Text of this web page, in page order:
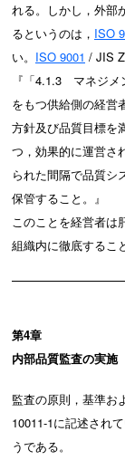
れる。しかし，外部
るというのは， ISO
い。 ISO 9001 / JIS
『「4.1.3 マネジメ
をもつ供給側の経営
方針及び品質目標を
つ，効果的に運営さ
られた間隔で品質シ
保管すること。』
このことを経営者は
組織内に徹底するこ
第4章
内部品質監査の実施
監査の原則，基準お
10011-1に記述され
うである。